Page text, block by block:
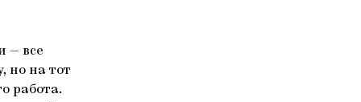
— все
но на тот
работа.